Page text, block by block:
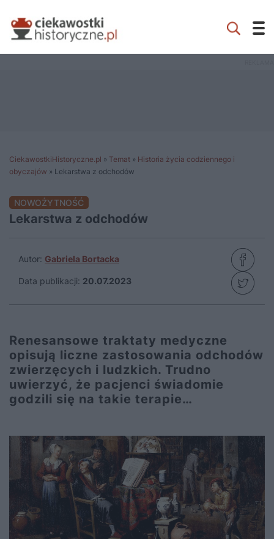
CiekawostkiHistoryczne.pl » Temat » Historia życia codziennego i
obyczajów » Lekarstwa z odchodów
NOWOŻYTNOŚĆ
Lekarstwa z odchodów
Autor: Gabriela Bortacka
Data publikacji: 20.07.2023
Renesansowe traktaty medyczne
opisują liczne zastosowania odchodów
zwierzęcych i ludzkich. Trudno
uwierzyć, że pacjenci świadomie
godzili się na takie terapie…